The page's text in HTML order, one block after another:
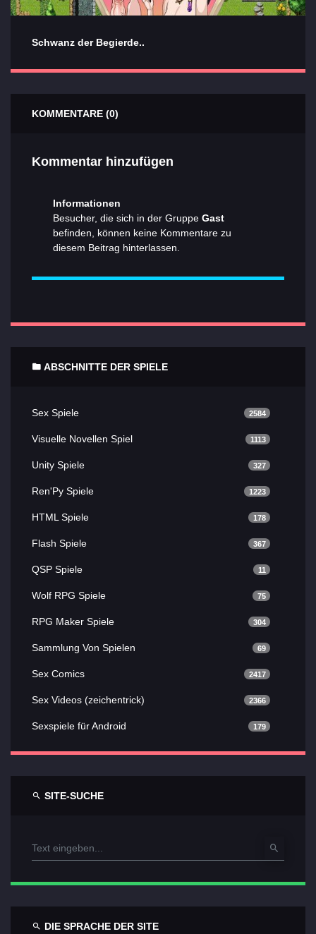
Schwanz der Begierde..
KOMMENTARE (0)
Kommentar hinzufügen
Informationen
Besucher, die sich in der Gruppe Gast
befinden, können keine Kommentare zu
diesem Beitrag hinterlassen.
ABSCHNITTE DER SPIELE
Sex Spiele 2584
Visuelle Novellen Spiel 1113
Unity Spiele 327
Ren'Py Spiele 1223
HTML Spiele 178
Flash Spiele 367
QSP Spiele 11
Wolf RPG Spiele 75
RPG Maker Spiele 304
Sammlung Von Spielen 69
Sex Comics 2417
Sex Videos (zeichentrick) 2366
Sexspiele für Android 179
SITE-SUCHE
DIE SPRACHE DER SITE